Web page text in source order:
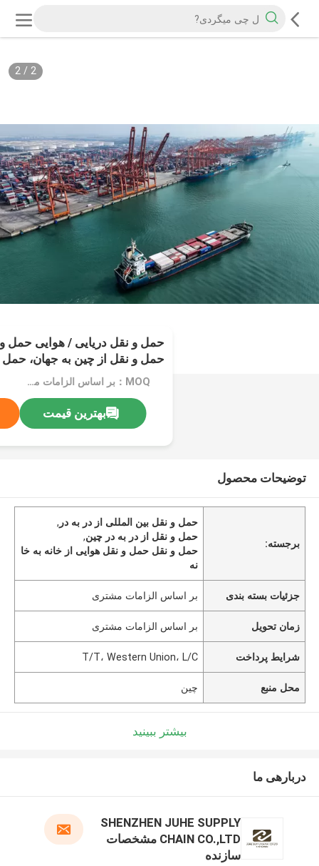
2
/
2
حمل و نقل دریایی / هوایی حمل و
حمل و نقل از چین به جهان، حمل
خدمات تحویل محموله از خانه به
MOQ：بر اساس الزامات مشتری
بهترین قیمت
توضیحات محصول
برجسته:
حمل و نقل بین المللی از در به در ,
حمل و نقل از در به در چین,
حمل و نقل حمل و نقل هوایی از خانه به خا
نه
جزئیات بسته بندی بر اساس الزامات مشتری
زمان تحویل بر اساس الزامات مشتری
شرایط پرداخت T/T، Western Union، L/C
محل منبع چین
بیشتر ببینید
دربارهی ما
SHENZHEN JUHE SUPPLY
CHAIN CO.,LTD مشخصات
سازنده